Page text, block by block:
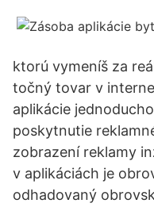
ktorú vy­me­níš za
točný to­var v
aplikácie
poskytnutie
zobrazení reklamy
v aplikáciách je
odhadovaný